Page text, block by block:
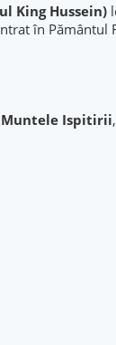
King Hussein)
în Pământul
Muntele Ispitirii,